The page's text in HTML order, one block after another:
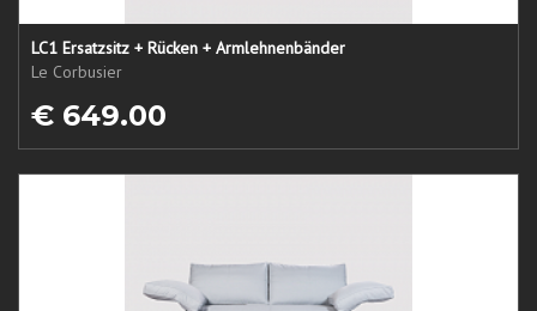
LC1 Ersatzsitz + Rücken + Armlehnenbänder
Le Corbusier
€ 649.00